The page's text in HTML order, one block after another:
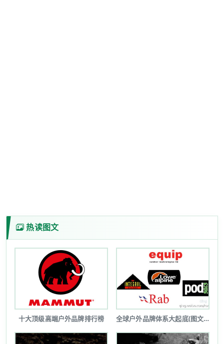
热读图文
十大顶级高端户外品牌排行榜 全球户外品牌体系大起底(图文详解)